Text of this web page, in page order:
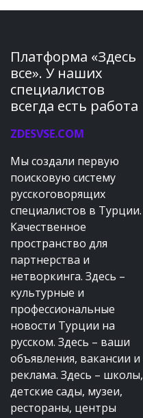
Платформа «Здесь
все». У наших
специалистов
всегда есть работа
ZDESVSE.COM
Мы создали первую
поисковую систему
русскоговорящих
специалистов в Турции.
Качественное
пространство для
партнерства и
нетворкинга. Здесь –
культурные и
профессиональные
новости Турции на
русском. Здесь – ваши
объявления, вакансии и
реклама. Здесь – школы,
детские сады, музеи,
рестораны, центры